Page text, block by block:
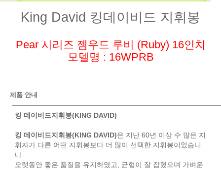
King David 킹데이비드 지휘봉
Pear 시리즈 젬우드 루비 (Ruby) 16인치
모델명 : 16WPRB
제품 안내
킹 데이비드지휘봉(KING DAVID)
킹 데이비드지휘봉(KING DAVID)은 지난 60년 이상 수 많은 지
휘자가 다른 어떤 지휘봉보다 더 많이 선택한 지휘봉이었습니
다.
오랫동안 좋은 품질을 유지하였고, 균형이 잘 잡혔으며 가벼운